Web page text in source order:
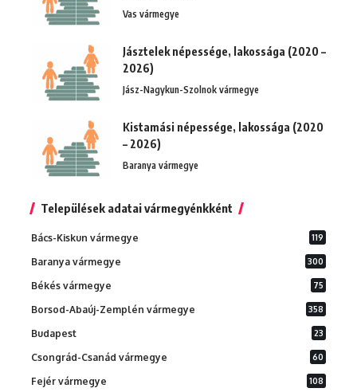
Vas vármegye
Jásztelek népessége, lakossága (2020 –
2026)
Jász-Nagykun-Szolnok vármegye
Kistamási népessége, lakossága (2020
– 2026)
Baranya vármegye
Települések adatai vármegyénkként
Bács-Kiskun vármegye 119
Baranya vármegye 300
Békés vármegye 75
Borsod-Abaúj-Zemplén vármegye 358
Budapest 23
Csongrád-Csanád vármegye 60
Fejér vármegye 108